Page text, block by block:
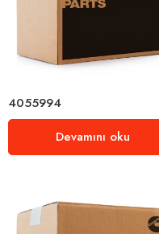
4055994
Devamını oku